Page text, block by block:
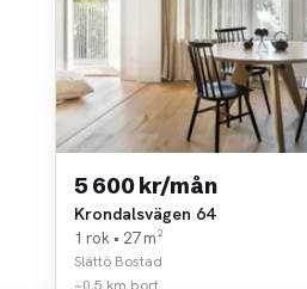
5 600 kr/mån
Krondalsvägen 64
1 rok • 27 m²
Slättö Bostad
~0,5 km bort